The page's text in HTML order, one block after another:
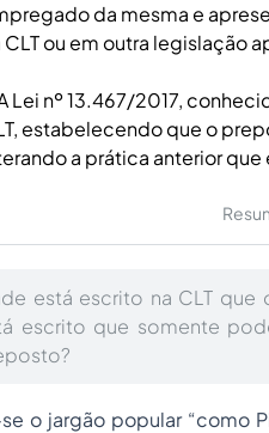
da mesma e
CLT ou em outra legislação
Lei nº 13.467/2017,
estabelecendo que o
a prática anterior que
está escrito na CLT
escrito que somente
o jargão popular “como